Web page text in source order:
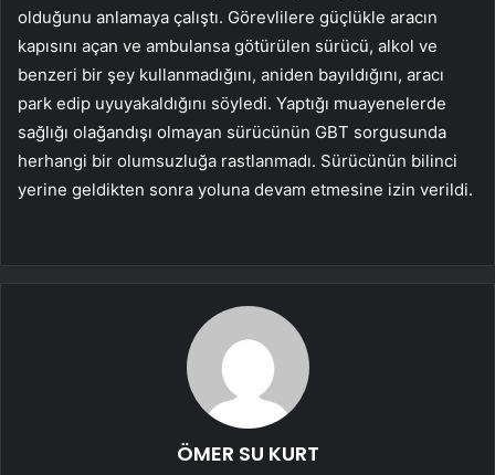
olduğunu anlamaya çalıştı. Görevlilere güçlükle aracın
kapısını açan ve ambulansa götürülen sürücü, alkol ve
benzeri bir şey kullanmadığını, aniden bayıldığını, aracı
park edip uyuyakaldığını söyledi. Yaptığı muayenelerde
sağlığı olağandışı olmayan sürücünün GBT sorgusunda
herhangi bir olumsuzluğa rastlanmadı. Sürücünün bilinci
yerine geldikten sonra yoluna devam etmesine izin verildi.
ÖMER SU KURT